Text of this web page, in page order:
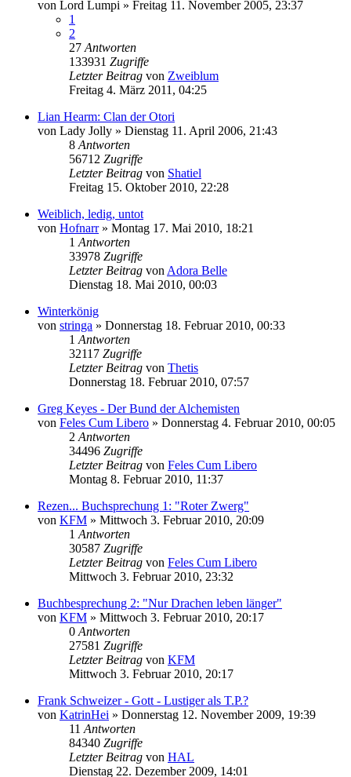
von Lord Lumpi » Freitag 11. November 2005, 23:37
1
2
27 Antworten
133931 Zugriffe
Letzter Beitrag von Zweiblum
Freitag 4. März 2011, 04:25
Lian Hearm: Clan der Otori
von Lady Jolly » Dienstag 11. April 2006, 21:43
8 Antworten
56712 Zugriffe
Letzter Beitrag von Shatiel
Freitag 15. Oktober 2010, 22:28
Weiblich, ledig, untot
von Hofnarr» Montag 17. Mai 2010, 18:21
1 Antworten
33978 Zugriffe
Letzter Beitrag von Adora Belle
Dienstag 18. Mai 2010, 00:03
Winterkönig
von stringa » Donnerstag 18. Februar 2010, 00:33
1 Antworten
32117 Zugriffe
Letzter Beitrag von Thetis
Donnerstag 18. Februar 2010, 07:57
Greg Keyes - Der Bund der Alchemisten
von Feles Cum Libero » Donnerstag 4. Februar 2010, 00:05
2 Antworten
34496 Zugriffe
Letzter Beitrag von Feles Cum Libero
Montag 8. Februar 2010, 11:37
Rezen... Buchsprechung 1: "Roter Zwerg"
von KFM » Mittwoch 3. Februar 2010, 20:09
1 Antworten
30587 Zugriffe
Letzter Beitrag von Feles Cum Libero
Mittwoch 3. Februar 2010, 23:32
Buchbesprechung 2: "Nur Drachen leben länger"
von KFM » Mittwoch 3. Februar 2010, 20:17
0 Antworten
27581 Zugriffe
Letzter Beitrag von KFM
Mittwoch 3. Februar 2010, 20:17
Frank Schweizer - Gott - Lustiger als T.P.?
von KatrinHei » Donnerstag 12. November 2009, 19:39
11 Antworten
84340 Zugriffe
Letzter Beitrag von HAL
Dienstag 22. Dezember 2009, 14:01